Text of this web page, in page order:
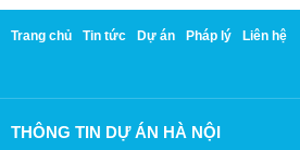
Trang chủ Tin tức Dự án Pháp lý Liên hệ
THÔNG TIN DỰ ÁN HÀ NỘI